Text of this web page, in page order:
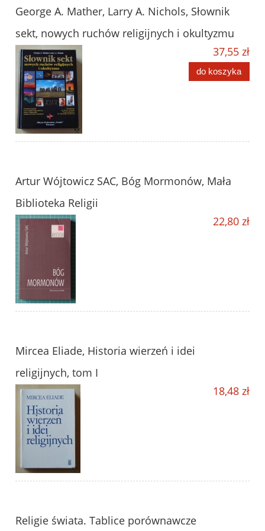
George A. Mather, Larry A. Nichols, Słownik
sekt, nowych ruchów religijnych i okultyzmu
37,55 zł
do koszyka
Artur Wójtowicz SAC, Bóg Mormonów, Mała
Biblioteka Religii
22,80 zł
Mircea Eliade, Historia wierzeń i idei
religijnych, tom I
18,48 zł
Religie świata. Tablice porównawcze